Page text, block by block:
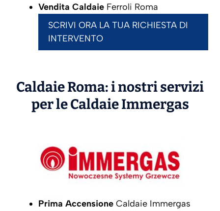
Vendita Caldaie Ferroli Roma
SCRIVI ORA LA TUA RICHIESTA DI
INTERVENTO
Caldaie Roma: i nostri servizi
per le CaldaieImmergas
Prima Accensione Caldaie Immergas